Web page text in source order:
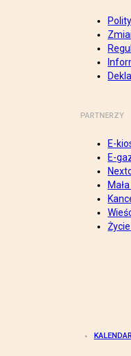
PARTNERZY
E-
E-